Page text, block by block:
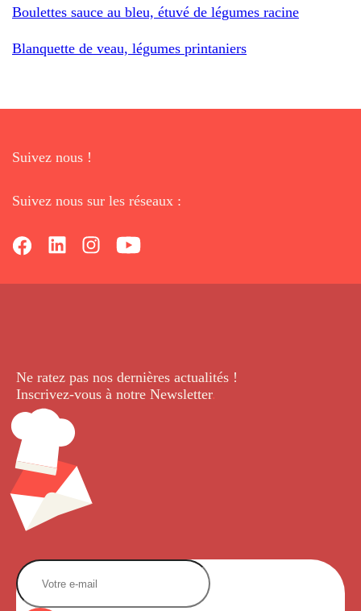
Boulettes sauce au bleu, étuvé de légumes racine
Blanquette de veau, légumes printaniers
Suivez nous !
Suivez nous sur les réseaux :
Ne ratez pas nos dernières actualités !
Inscrivez-vous à notre Newsletter.